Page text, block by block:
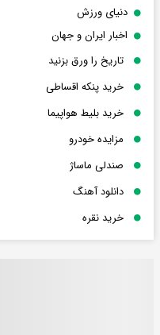
دنیای ورزش
اخبار ایران و جهان
تاریخ را ورق بزنید
خرید پنکه اقساطی
خرید بلیط هواپیما
مزایده خودرو
صندلی ماساژ
دانلود آهنگ
خرید نقره